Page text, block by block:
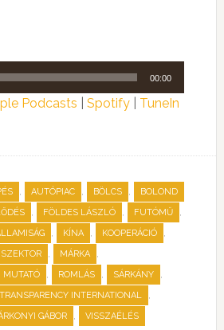
00:00
Podcasts Spotify| TuneIn
, AUTÓPIAC , BÖLCS , BOLOND
, FÖLDES LÁSZLÓ , FUTÓMŰ ,
, KÍNA , KOOPERÁCIÓ ,
, MÁRKA ,
MUTATÓ , ROMLÁS , SÁRKÁNY ,
TRANSPARENCY INTERNATIONAL ,
GÁBOR , VISSZAÉLÉS